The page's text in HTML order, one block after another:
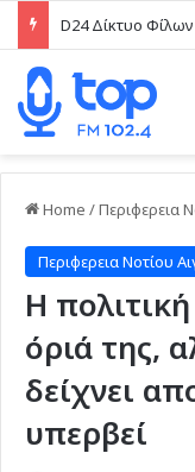
Home /Περιφερεια
Περιφερεια Νοτίου
Η
όριά της,
δείχνει
υπερβεί